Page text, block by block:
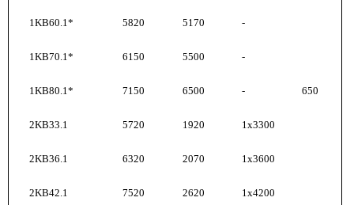
1KB60.1* 5820 5170 -
1KB70.1* 6150 5500 -
1KB80.1* 7150 6500 - 650
2KB33.1 5720 1920 1x3300
2KB36.1 6320 2070 1x3600
2KB42.1 7520 2620 1x4200